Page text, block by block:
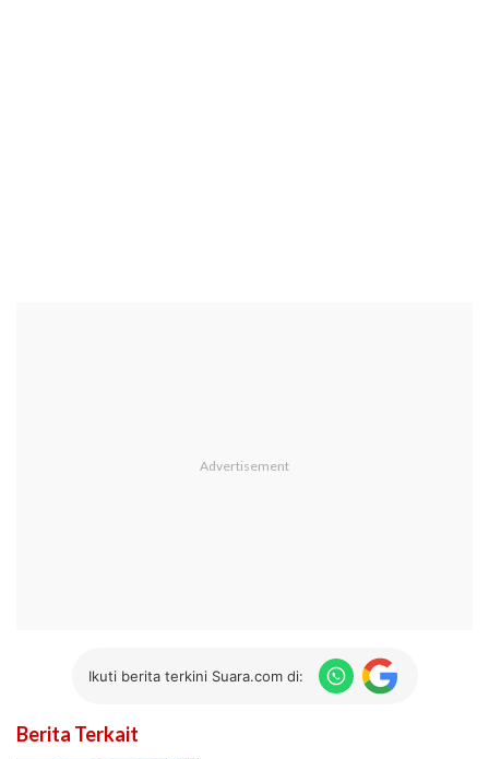
Ikuti berita terkini Suara.com di:
Berita Terkait